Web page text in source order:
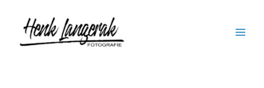
inhoud